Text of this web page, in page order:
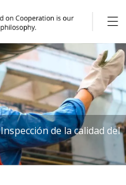
Inspección de la calidad del